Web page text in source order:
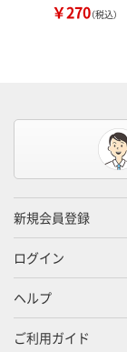
￥270（税込）
新規会員登録
ログイン
ヘルプ
ご利用ガイド